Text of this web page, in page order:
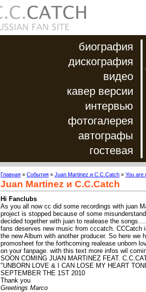
биография
дискография
видео
кавер версии
интервью
фотогалерея
автографы
гостевая
Главная » События » Juan Martinez и C.C.Catch » You are
Juan Martinez и C.C.Catch
Hi Fanclubs
As you all now cc did some recordings with juan
project is stopped because of some
decided together with juan to realease the
fans deserves new music from cccatch. CCCatch
the new Album with another producer. So here we
promosheet for the forthcoming realease unborn
on your fanpage. with this text more infos wil
SOON COMING JUAN MARTINEZ FEAT.
"UNBORN LOVE & I CAN LOSE MY HEART
SEPTEMBER THE 1ST 2010
Thank you
Greetings Marco